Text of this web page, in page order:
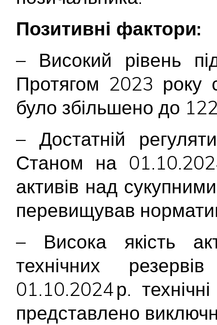
Позитивні фактори:
– Високий рівень
Протягом 2023 року
було збільшено до
– Достатній
Станом на
активів над
перевищував
– Висока якість
технічних
01.10.2024 р.
представлено